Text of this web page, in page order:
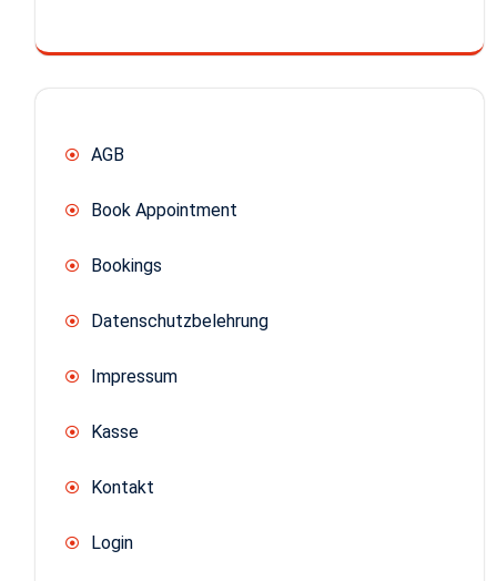
AGB
Book Appointment
Bookings
Datenschutzbelehrung
Impressum
Kasse
Kontakt
Login